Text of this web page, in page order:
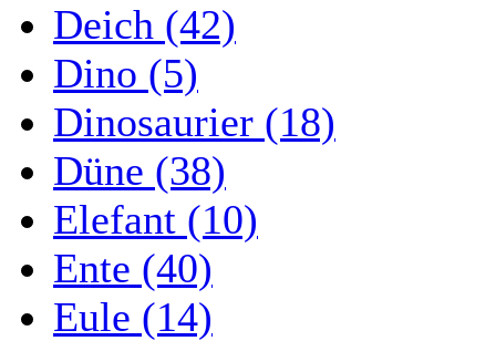
Deich (42)
Dino (5)
Dinosaurier (18)
Düne (38)
Elefant (10)
Ente (40)
Eule (14)